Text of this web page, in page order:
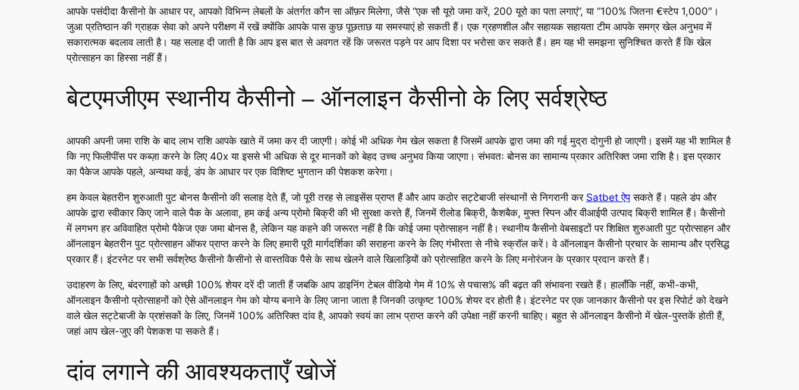
आपके पसंदीदा कैसीनो के आधार पर, आपको विभिन्न लेबलों के अंतर्गत कौन सा ऑफ़र मिलेगा, जैसे “एक सौ यूरो जमा करें, 200 यूरो का पता लगाएं”, या “100% जितना €स्टेप 1,000″।
जुआ प्रतिष्ठान की ग्राहक सेवा को अपने परीक्षण में रखें क्योंकि आपके पास कुछ पूछताछ या समस्याएं हो सकती हैं। एक ग्रहणशील और सहायक सहायता टीम आपके समग्र खेल अनुभव में
सकारात्मक बदलाव लाती है। यह सलाह दी जाती है कि आप इस बात से अवगत रहें कि जरूरत पड़ने पर आप दिशा पर भरोसा कर सकते हैं। हम यह भी समझना सुनिश्चित करते हैं कि खेल
प्रोत्साहन का हिस्सा नहीं हैं।
बेटएमजीएम स्थानीय कैसीनो – ऑनलाइन कैसीनो के लिए सर्वश्रेष्ठ
आपकी अपनी जमा राशि के बाद लाभ राशि आपके खाते में जमा कर दी जाएगी। कोई भी अधिक गेम खेल सकता है जिसमें आपके द्वारा जमा की गई मुद्रा दोगुनी हो जाएगी। इसमें यह भी शामिल है
कि नए फिलीपींस पर कब्ज़ा करने के लिए 40x या इससे भी अधिक से दूर मानकों को बेहद उच्च अनुभव किया जाएगा। संभवतः बोनस का सामान्य प्रकार अतिरिक्त जमा राशि है। इस प्रकार
का पैकेज आपके पहले, अन्यथा कई, डंप के आधार पर एक विशिष्ट भुगतान की पेशकश करेगा।
हम केवल बेहतरीन शुरुआती पुट बोनस कैसीनो की सलाह देते हैं, जो पूरी तरह से लाइसेंस प्राप्त हैं और आप कठोर सट्टेबाजी संस्थानों से निगरानी कर Satbet ऐपसकते हैं। पहले डंप और
आपके द्वारा स्वीकार किए जाने वाले पैक के अलावा, हम कई अन्य प्रोमो बिक्री की भी सुरक्षा करते हैं, जिनमें रीलोड बिक्री, कैशबैक, मुफ्त स्पिन और वीआईपी उत्पाद बिक्री शामिल हैं। कैसीनो
में लगभग हर अविवाहित प्रोमो पैकेज एक जमा बोनस है, लेकिन यह कहने की जरूरत नहीं है कि कोई जमा प्रोत्साहन नहीं है। स्थानीय कैसीनो वेबसाइटों पर शिक्षित शुरुआती पुट प्रोत्साहन और
ऑनलाइन बेहतरीन पुट प्रोत्साहन ऑफर प्राप्त करने के लिए हमारी पूरी मार्गदर्शिका की सराहना करने के लिए गंभीरता से नीचे स्क्रॉल करें। वे ऑनलाइन कैसीनो प्रचार के सामान्य और प्रसिद्ध
प्रकार हैं। इंटरनेट पर सभी सर्वश्रेष्ठ कैसीनो कैसीनो से वास्तविक पैसे के साथ खेलने वाले खिलाड़ियों को प्रोत्साहित करने के लिए मनोरंजन के प्रकार प्रदान करते हैं।
उदाहरण के लिए, बंदरगाहों को अच्छी 100% शेयर दरें दी जाती हैं जबकि आप डाइनिंग टेबल वीडियो गेम में 10% से पचास% की बढ़त की संभावना रखते हैं। हालाँकि नहीं, कभी-कभी,
ऑनलाइन कैसीनो प्रोत्साहनों को ऐसे ऑनलाइन गेम को योग्य बनाने के लिए जाना जाता है जिनकी उत्कृष्ट 100% शेयर दर होती है। इंटरनेट पर एक जानकार कैसीनो पर इस रिपोर्ट को देखने
वाले खेल सट्टेबाजी के प्रशंसकों के लिए, जिनमें 100% अतिरिक्त दांव है, आपको स्वयं का लाभ प्राप्त करने की उपेक्षा नहीं करनी चाहिए। बहुत से ऑनलाइन कैसीनो में खेल-पुस्तकें होती हैं,
जहां आप खेल-जुए की पेशकश पा सकते हैं।
दांव लगाने की आवश्यकताएँ खोजें